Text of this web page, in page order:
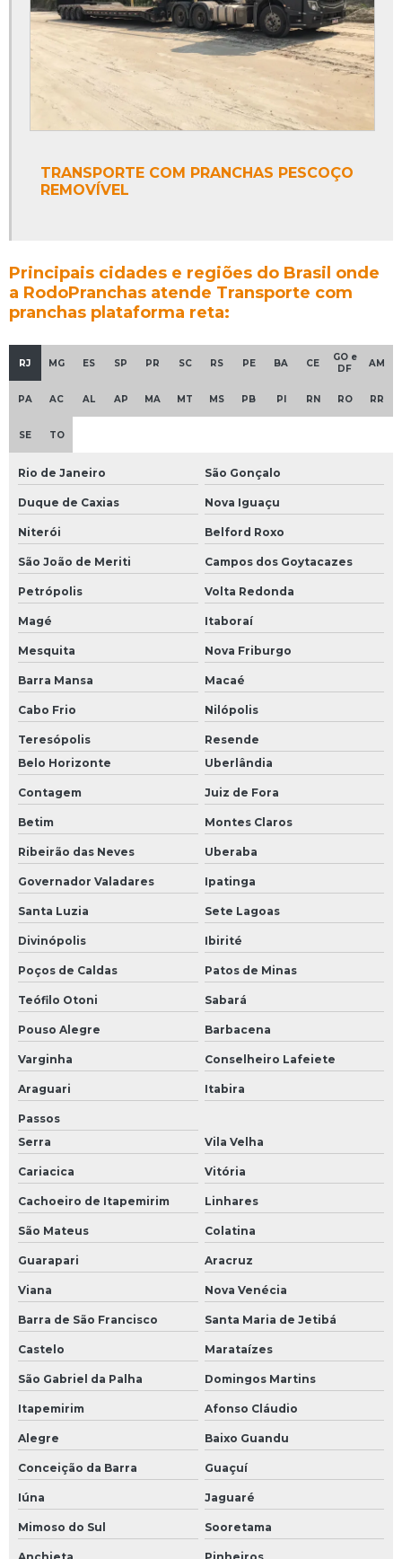
TRANSPORTE COM PRANCHAS PESCOÇO
REMOVÍVEL
Principais cidades e regiões do Brasil onde
a RodoPranchas atende Transporte com
pranchas plataforma reta:
RJ MG ES SP PR SC RS PE BA CE
GO e
DF
AM
PA AC AL AP MA MT MS PB PI RN RO RR
SE TO
Rio de Janeiro São Gonçalo
Duque de Caxias Nova Iguaçu
Niterói Belford Roxo
São João de Meriti Campos dos Goytacazes
Petrópolis Volta Redonda
Magé Itaboraí
Mesquita Nova Friburgo
Barra Mansa Macaé
Cabo Frio Nilópolis
Teresópolis
Resende
Belo Horizonte
Uberlândia
Contagem Juiz de Fora
Betim Montes Claros
Ribeirão das Neves Uberaba
Governador Valadares Ipatinga
Santa Luzia Sete Lagoas
Divinópolis Ibirité
Poços de Caldas Patos de Minas
Teófilo Otoni Sabará
Pouso Alegre Barbacena
Varginha Conselheiro Lafeiete
Araguari Itabira
Passos
Serra
Vila Velha
Cariacica Vitória
Cachoeiro de Itapemirim Linhares
São Mateus Colatina
Guarapari Aracruz
Viana Nova Venécia
Barra de São Francisco Santa Maria de Jetibá
Castelo Marataízes
São Gabriel da Palha Domingos Martins
Itapemirim Afonso Cláudio
Alegre Baixo Guandu
Conceição da Barra Guaçuí
Iúna Jaguaré
Mimoso do Sul Sooretama